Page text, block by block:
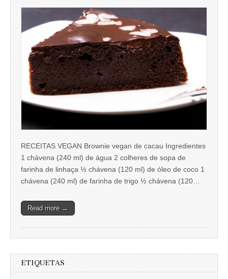
RECEITAS VEGAN Brownie vegan de cacau Ingredientes
1 chávena (240 ml) de água 2 colheres de sopa de
farinha de linhaça ½ chávena (120 ml) de óleo de coco 1
chávena (240 ml) de farinha de trigo ½ chávena (120…
Read more →
ETIQUETAS